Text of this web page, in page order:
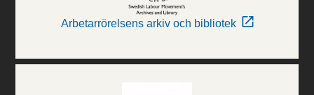
Arbetarrörelsens arkiv och bibliotek